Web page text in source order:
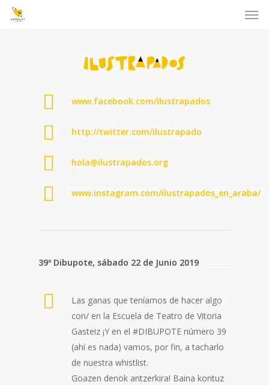
Skip
www.facebook.com/ilustrapados
http://twitter.com/ilustrapado
hola@ilustrapados.org
www.instagram.com/ilustrapados_en_araba/
39º Dibupote, sábado 22 de Junio 2019
Las ganas que teníamos de hacer algo
con/ en la Escuela de Teatro de Vitoria
Gasteiz ¡Y en el #DIBUPOTE número 39
(ahí es nada) vamos, por fin, a tacharlo
de nuestra whistlist.
Goazen denok antzerkira! Baina kontuz